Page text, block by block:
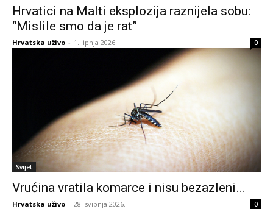
Hrvatici na Malti eksplozija raznijela sobu:
“Mislile smo da je rat”
Hrvatska uživo - 1. lipnja 2026. 0
Svijet
Vrućina vratila komarce i nisu bezazleni…
Hrvatska uživo - 28. svibnja 2026. 0